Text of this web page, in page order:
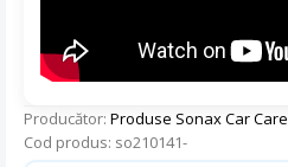
Producător: Produse Sonax Car Care
Cod produs: so210141-